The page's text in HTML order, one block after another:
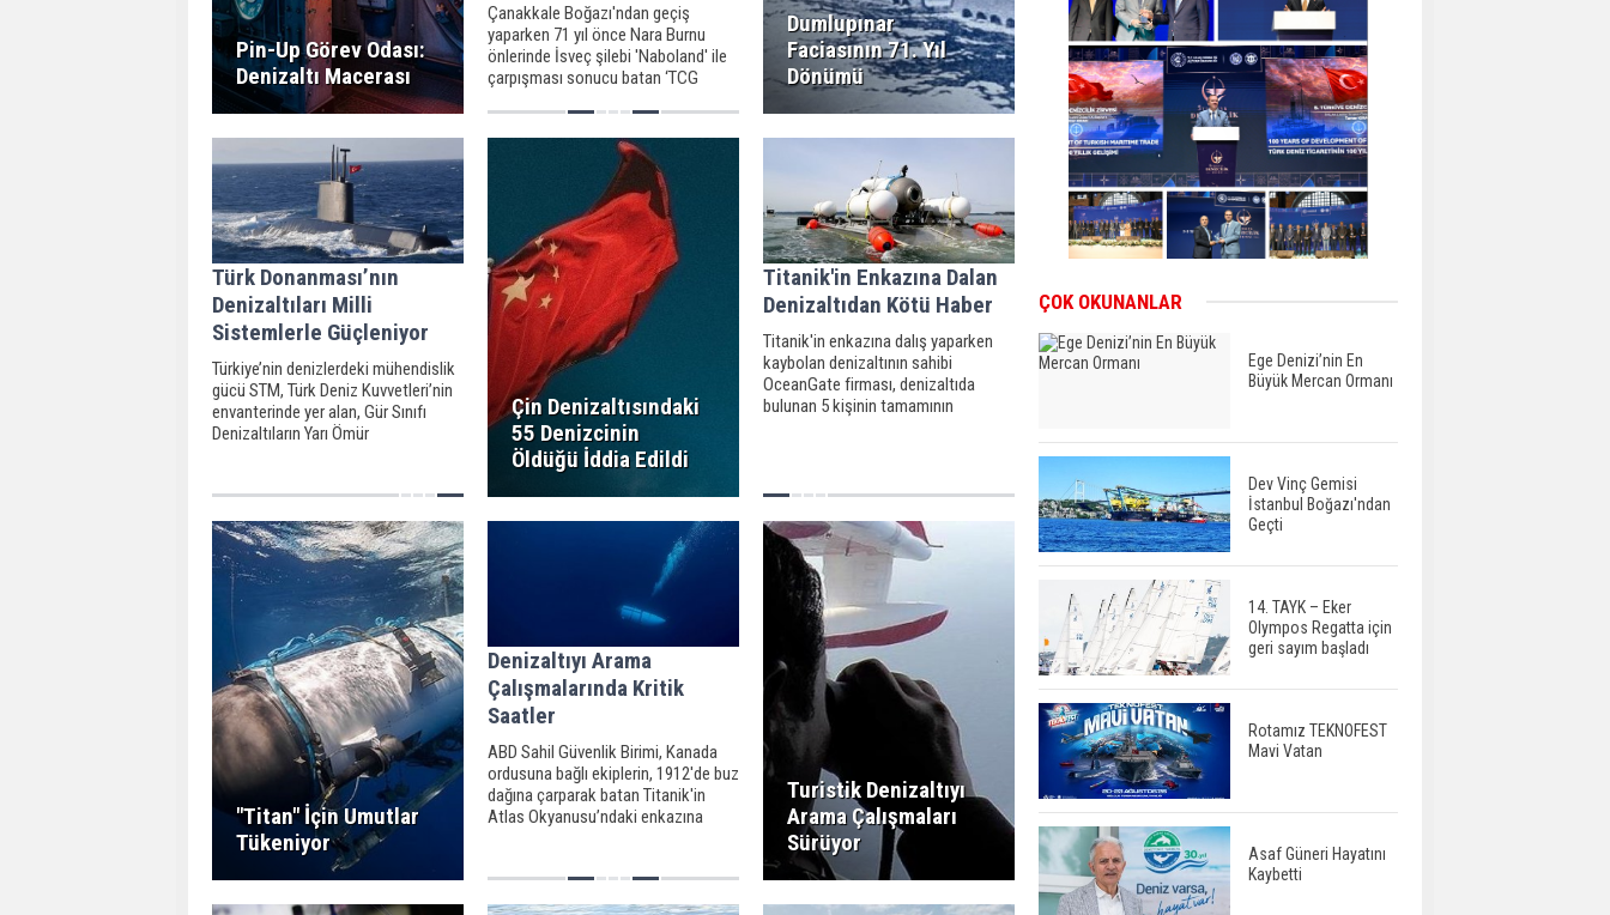
Pin-Up Görev Odası:
Denizaltı Macerası
Çanakkale Boğazı'ndan geçiş
yaparken 71 yıl önce Nara Burnu
önlerinde İsveç şilebi 'Naboland' ile
çarpışması sonucu batan ‘TCG
81 denizci için anma töreni
düzenlendi.
Dumlupınar
Faciasının 71. Yıl
Dönümü
Türk Donanması’nın
Denizaltıları Milli
Sistemlerle Güçleniyor
Türkiye’nin denizlerdeki mühendislik
gücü STM, Türk Deniz Kuvvetleri’nin
envanterinde yer alan, Gür Sınıfı
Denizaltıların Yarı Ömür
entegrasyonu sorumluluğunu
üstlendi.
Çin Denizaltısındaki
55 Denizcinin
Öldüğü İddia Edildi
Titanik'in Enkazına Dalan
Denizaltıdan Kötü Haber
Titanik'in enkazına dalış yaparken
kaybolan denizaltının sahibi
OceanGate firması, denizaltıda
bulunan 5 kişinin tamamının
"Titan" İçin Umutlar
Tükeniyor
Denizaltıyı Arama
Çalışmalarında Kritik
Saatler
ABD Sahil Güvenlik Birimi, Kanada
ordusuna bağlı ekiplerin, 1912'de buz
dağına çarparak batan Titanik'in
Atlas Okyanusu’ndaki enkazına
çalışmalarında suyun altından sesler
duyduğunu bildirdi.
Turistik Denizaltıyı
Arama Çalışmaları
Sürüyor
ÇOK OKUNANLAR
Ege Denizi’nin En
Büyük Mercan Ormanı
Dev Vinç Gemisi
İstanbul Boğazı'ndan
Geçti
14. TAYK – Eker
Olympos Regatta için
geri sayım başladı
Rotamız TEKNOFEST
Mavi Vatan
Asaf Güneri Hayatını
Kaybetti